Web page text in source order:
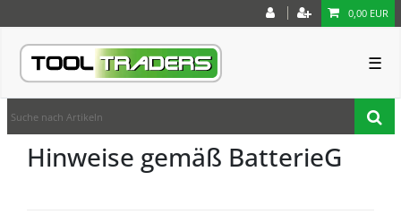
0,00 EUR
☰
Hinweise gemäß BatterieG